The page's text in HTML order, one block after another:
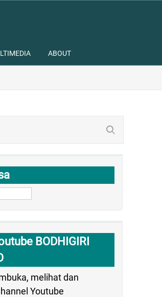
ABOUT
BODHIGIRI
melihat dan
Youtube